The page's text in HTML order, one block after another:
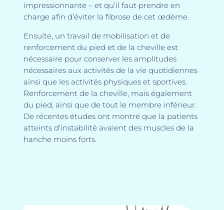
impressionnante – et qu’il faut prendre en
charge afin d’éviter la fibrose de cet œdème.
Ensuite, un travail de mobilisation et de
renforcement du pied et de la cheville est
nécessaire pour conserver les amplitudes
nécessaires aux activités de la vie quotidiennes
ainsi que les activités physiques et sportives.
Renforcement de la cheville, mais également
du pied, ainsi que de tout le membre inférieur.
De récentes études ont montré que la patients
atteints d’instabilité avaient des muscles de la
hanche moins forts.